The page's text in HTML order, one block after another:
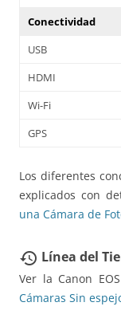
Conectividad
USB
HDMI
Wi-Fi
GPS
Los diferentes
explicados con
una Cámara de
restore Línea del
Ver la Canon
Cámaras Sin